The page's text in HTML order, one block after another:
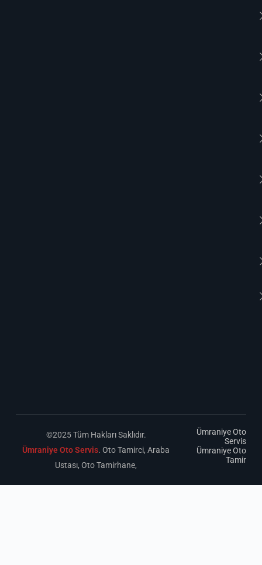
©2025 Tüm Hakları Saklıdır.
Ümraniye Oto Servis. Oto Tamirci, Araba
Ustası, Oto Tamirhane,
Ümraniye Oto
Servis
Ümraniye Oto
Tamir